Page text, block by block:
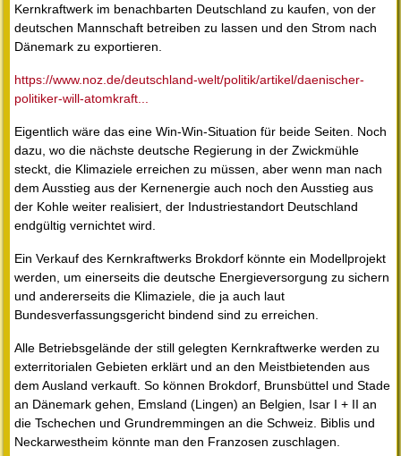
Kernkraftwerk im benachbarten Deutschland zu kaufen, von der
deutschen Mannschaft betreiben zu lassen und den Strom nach
Dänemark zu exportieren.
https://www.noz.de/deutschland-welt/politik/artikel/daenischer-
politiker-will-atomkraft...
Eigentlich wäre das eine Win-Win-Situation für beide Seiten. Noch
dazu, wo die nächste deutsche Regierung in der Zwickmühle
steckt, die Klimaziele erreichen zu müssen, aber wenn man nach
dem Ausstieg aus der Kernenergie auch noch den Ausstieg aus
der Kohle weiter realisiert, der Industriestandort Deutschland
endgültig vernichtet wird.
Ein Verkauf des Kernkraftwerks Brokdorf könnte ein Modellprojekt
werden, um einerseits die deutsche Energieversorgung zu sichern
und andererseits die Klimaziele, die ja auch laut
Bundesverfassungsgericht bindend sind zu erreichen.
Alle Betriebsgelände der still gelegten Kernkraftwerke werden zu
exterritorialen Gebieten erklärt und an den Meistbietenden aus
dem Ausland verkauft. So können Brokdorf, Brunsbüttel und Stade
an Dänemark gehen, Emsland (Lingen) an Belgien, Isar I + II an
die Tschechen und Grundremmingen an die Schweiz. Biblis und
Neckarwestheim könnte man den Franzosen zuschlagen.